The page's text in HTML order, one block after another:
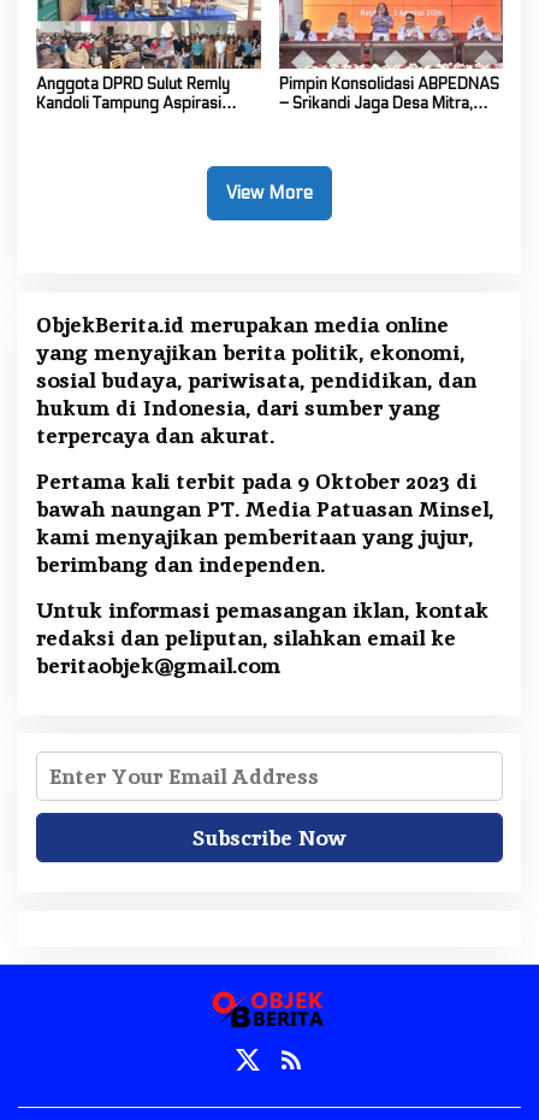
Anggota DPRD Sulut Remly
Kandoli Tampung Aspirasi
Pimpin Konsolidasi ABPEDNAS
– Srikandi Jaga Desa Mitra,
View More
ObjekBerita.id merupakan media online
yang menyajikan berita politik, ekonomi,
sosial budaya, pariwisata, pendidikan, dan
hukum di Indonesia, dari sumber yang
terpercaya dan akurat.
Pertama kali terbit pada 9 Oktober 2023 di
bawah naungan PT. Media Patuasan Minsel,
kami menyajikan pemberitaan yang jujur,
berimbang dan independen.
Untuk informasi pemasangan iklan, kontak
redaksi dan peliputan, silahkan email ke
beritaobjek@gmail.com